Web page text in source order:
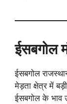
ईसबगोल
ईसबगोल
मेड़ता क्षेत्र में
ईसबगोल के भाव